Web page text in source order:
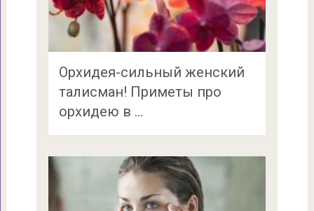
Орхидея-сильный женский
талисман! Приметы про
орхидею в …